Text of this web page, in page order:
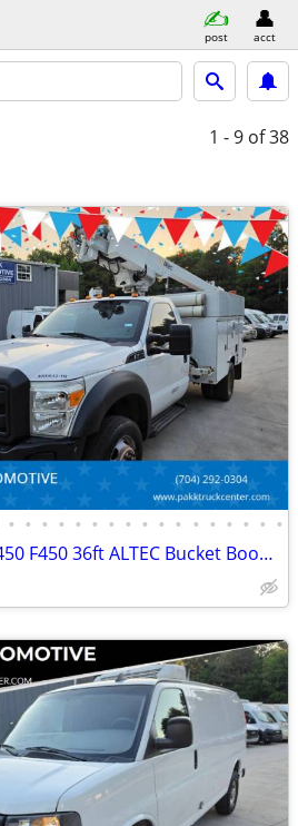
post acct
1 - 9 of 38
• • • • • • • • • • • • • • • • •
2012 Ford F-450 F450 36ft ALTEC Bucket Boom Lift Truck